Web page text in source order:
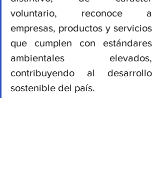
voluntario, reconoce a
empresas, productos y servicios
que cumplen con estándares
ambientales elevados,
contribuyendo al desarrollo
sostenible del país.